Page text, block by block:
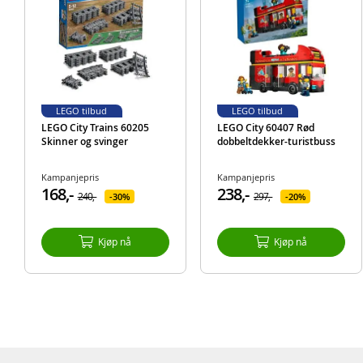
LEGO City Trains 60205
Skinner og svinger
Kampanjepris
168,- 240,- 30%
Kjøp nå
LEGO tilbud
LEGO City 60407 Rød
dobbeltdekker-turistbuss
Kampanjepris
238,- 297,- 20%
Kjøp nå
LEGO tilbud